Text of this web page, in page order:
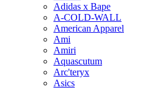
Adidas x Bape
A-COLD-WALL
American Apparel
Ami
Amiri
Aquascutum
Arc'teryx
Asics